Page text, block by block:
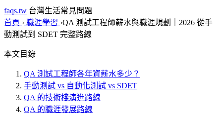
faqs.tw 台灣生活常見問題
首頁 › 職涯學習 ›QA 測試工程師薪水與職涯規劃｜2026 從手
動測試到 SDET 完整路線
本文目錄
QA 測試工程師各年資薪水多少？
手動測試 vs 自動化測試 vs SDET
QA 的技術棧演進路線
QA 的職涯發展路線